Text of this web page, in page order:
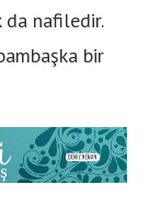
da nafiledir.
bir